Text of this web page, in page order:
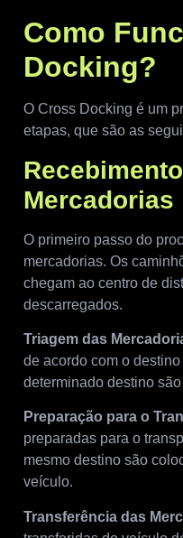
Como
Docking?
O Cross Docking é um
etapas, que são as
Mercadorias
O primeiro passo do
mercadorias. Os
chegam ao centro de
descarregados.
Triagem das
de acordo com o
determinado destino
Preparação para o
preparadas para o
mesmo destino são
veículo.
Transferência das